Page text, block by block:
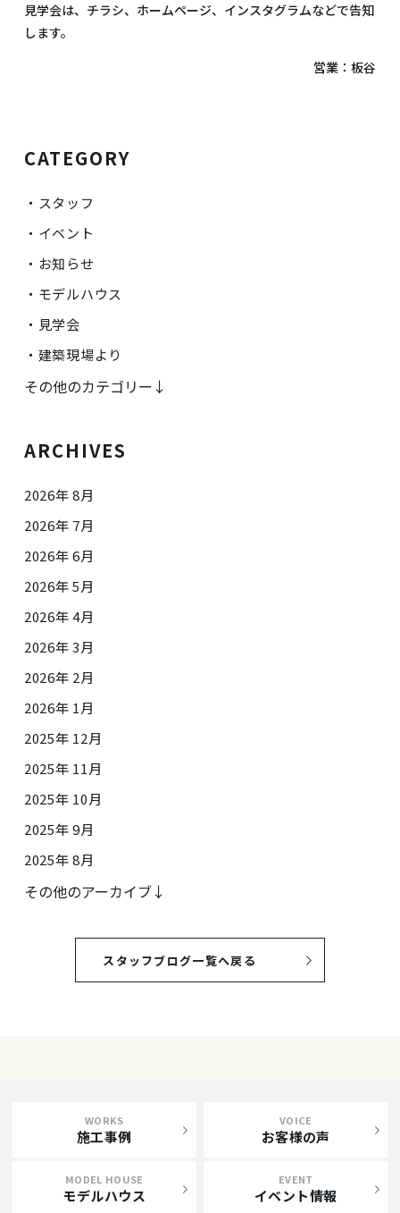
見学会は、チラシ、ホームページ、インスタグラムなどで告知
します。
営業：板谷
CATEGORY
スタッフ
イベント
お知らせ
モデルハウス
見学会
建築現場より
その他のカテゴリー↓
ARCHIVES
2026年 8月
2026年 7月
2026年 6月
2026年 5月
2026年 4月
2026年 3月
2026年 2月
2026年 1月
2025年 12月
2025年 11月
2025年 10月
2025年 9月
2025年 8月
その他のアーカイブ↓
スタッフブログ一覧へ戻る
WORKS
施工事例
VOICE
お客様の声
MODEL HOUSE
モデルハウス
EVENT
イベント情報